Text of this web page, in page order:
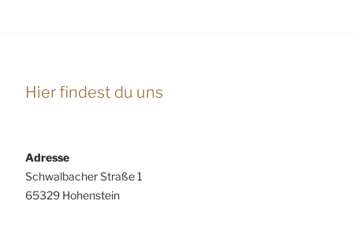
Hier findest du uns
Adresse
Schwalbacher Straße 1
65329 Hohenstein